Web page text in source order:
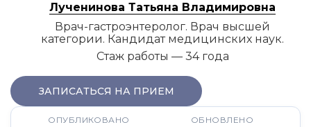
Лученинова Татьяна Владимировна
Врач-гастроэнтеролог. Врач высшей
категории. Кандидат медицинских наук.
Стаж работы — 34 года
ЗАПИСАТЬСЯ НА ПРИЕМ
ОПУБЛИКОВАНО ОБНОВЛЕНО